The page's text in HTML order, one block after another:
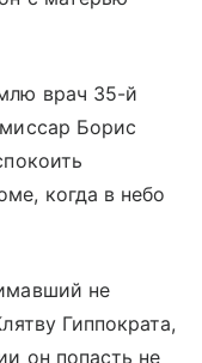
врач 35-й
Борис
когда в небо
не
Гиппократа,
он попасть не